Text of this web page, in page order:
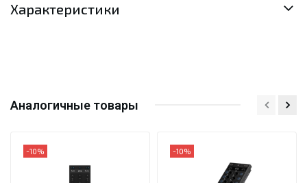
Характеристики
Аналогичные товары
-10% -10%